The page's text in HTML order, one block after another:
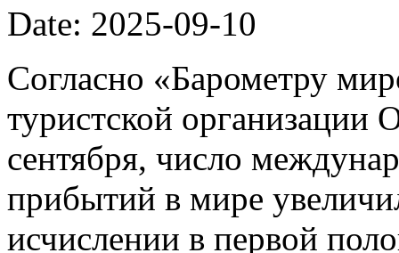
Date: 2025-09-10
Согласно «Барометру
туристской
сентября, число
прибытий в мире
исчислении в первой